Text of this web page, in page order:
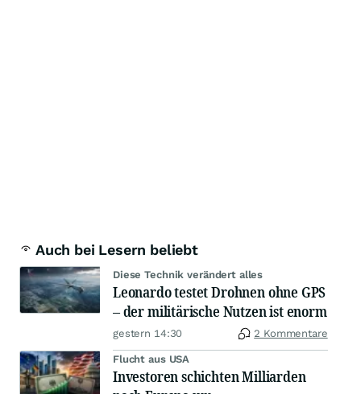
Auch bei Lesern beliebt
Diese Technik verändert alles
Leonardo testet Drohnen ohne GPS
– der militärische Nutzen ist enorm
gestern 14:30 2 Kommentare
Flucht aus USA
Investoren schichten Milliarden